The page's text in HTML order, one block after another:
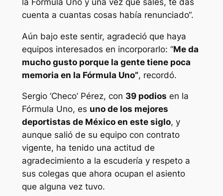
cuenta a cuantas cosas había renunciado“.
Aún bajo este sentir, agradeció que haya
equipos interesados en incorporarlo: “Me da
mucho gusto porque la gente tiene poca
memoria en la Fórmula Uno”, recordó.
Sergio ‘Checo’ Pérez, con 39 podios en la
Fórmula Uno, es uno de los mejores
deportistas de México en este siglo, y
aunque salió de su equipo con contrato
vigente, ha tenido una actitud de
agradecimiento a la escudería y respeto a
sus colegas que ahora ocupan el asiento
que alguna vez tuvo.